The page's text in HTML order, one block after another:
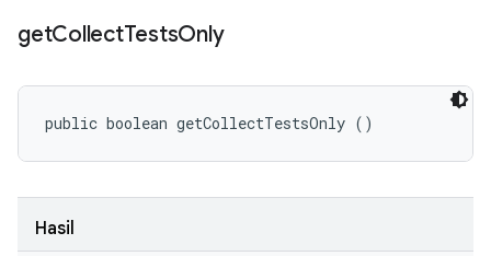
getCollectTestsOnly
public boolean getCollectTestsOnly ()
Hasil